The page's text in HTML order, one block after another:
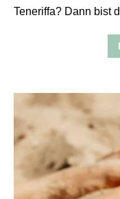
Teneriffa? Dann bist